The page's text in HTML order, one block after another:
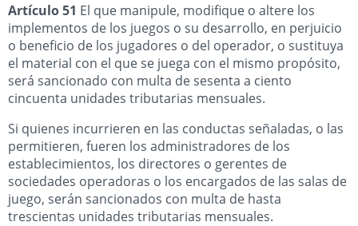
Artículo 51 El que manipule, modifique o altere los
implementos de los juegos o su desarrollo, en perjuicio
o beneficio de los jugadores o del operador, o sustituya
el material con el que se juega con el mismo propósito,
será sancionado con multa de sesenta a ciento
cincuenta unidades tributarias mensuales.
Si quienes incurrieren en las conductas señaladas, o las
permitieren, fueren los administradores de los
establecimientos, los directores o gerentes de
sociedades operadoras o los encargados de las salas de
juego, serán sancionados con multa de hasta
trescientas unidades tributarias mensuales.